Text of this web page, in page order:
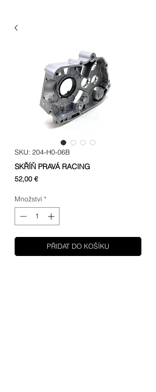
SKU: 204-H0-06B
SKŘÍŇ PRAVÁ RACING
52,00 €Cena
Množství *
PŘIDAT DO KOŠÍKU